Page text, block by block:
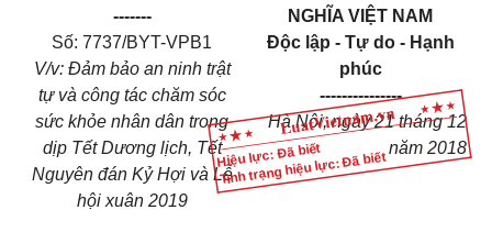
Hiệu lực: Đã biết
Tình trạng hiệu lực: Đã biết
-------
Số: 7737/BYT-VPB1
V/v: Đảm bảo an ninh trật
tự và công tác chăm sóc
sức khỏe nhân dân trong
dịp Tết Dương lịch, Tết
Nguyên đán Kỷ Hợi và Lễ
hội xuân 2019
NGHĨA VIỆT NAM
Độc lập - Tự do - Hạnh
phúc
---------------
Hà Nội, ngày21tháng 12
năm 2018